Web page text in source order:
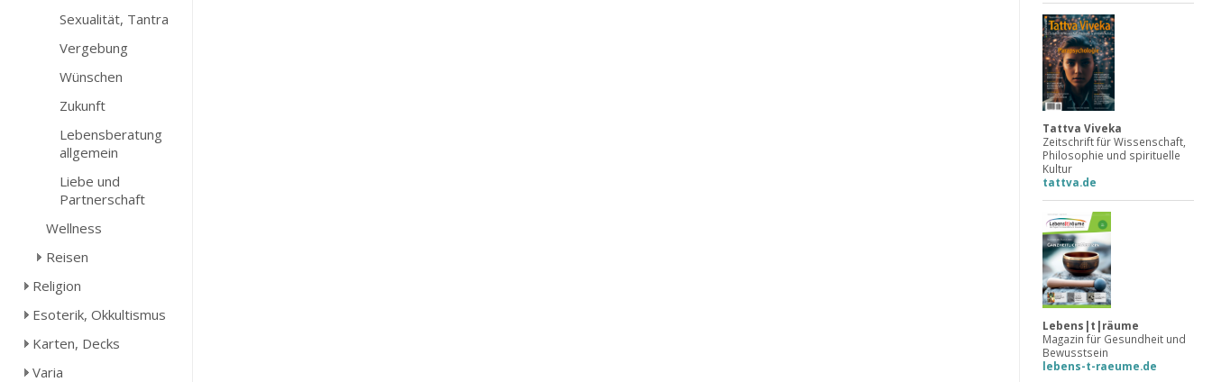
Sexualität, Tantra
Vergebung
Wünschen
Zukunft
Lebensberatung
allgemein
Liebe und
Partnerschaft
Wellness
Reisen
Religion
Esoterik, Okkultismus
Karten, Decks
Varia
Tattva Viveka
Zeitschrift für Wissenschaft,
Philosophie und spirituelle
Kultur
tattva.de
Lebens|t|räume
Magazin für Gesundheit und
Bewusstsein
lebens-t-raeume.de